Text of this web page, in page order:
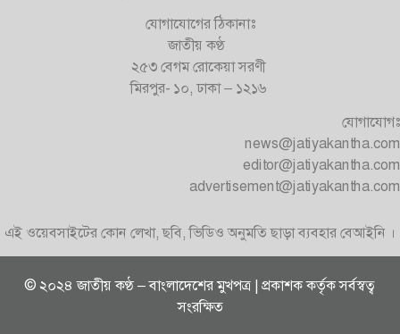
যোগাযোগের ঠিকানাঃ
জাতীয় কণ্ঠ
২৫৩ বেগম রোকেয়া সরণী
মিরপুর- ১০, ঢাকা – ১২১৬
যোগাযোগঃ
news@jatiyakantha.com
editor@jatiyakantha.com
advertisement@jatiyakantha.com
এই ওয়েবসাইটের কোন লেখা, ছবি, ভিডিও অনুমতি ছাড়া ব্যবহার বেআইনি ।
© ২০২৪ জাতীয় কণ্ঠ – বাংলাদেশের মুখপত্র | প্রকাশক কর্তৃক সর্বস্বত্ব
সংরক্ষিত